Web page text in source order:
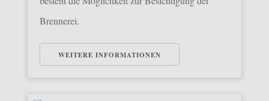
Brennerei.
WEITERE INFORMATIONEN